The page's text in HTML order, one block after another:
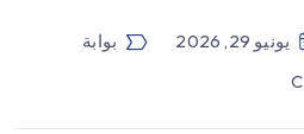
يونيو 29, 2026
بوابة